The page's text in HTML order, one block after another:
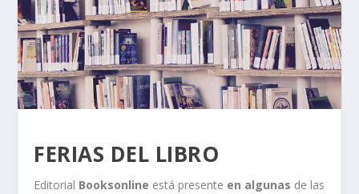
FERIAS DEL LIBRO
Editorial Booksonline está presente en algunas de las